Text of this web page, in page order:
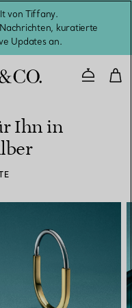
von Tiffany.
kuratierte
Updates an.
Ihn in